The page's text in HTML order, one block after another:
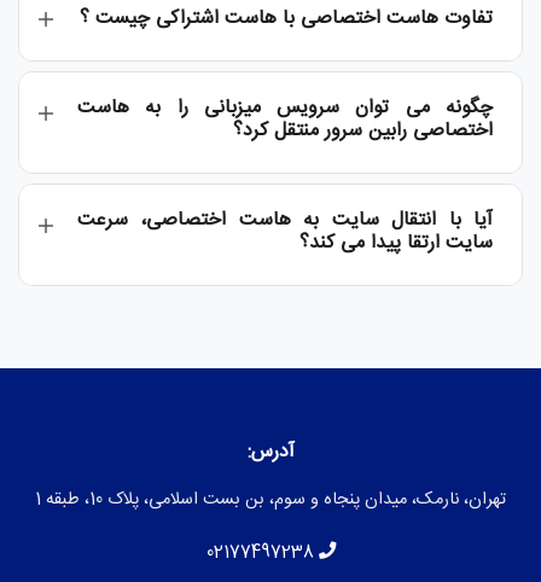
تفاوت هاست اختصاصی با هاست اشتراکی چیست ؟
چگونه می توان سرویس میزبانی را به هاست
اختصاصی رابین سرور منتقل کرد؟
آیا با انتقال سایت به هاست اختصاصی، سرعت
سایت ارتقا پیدا می کند؟
آدرس:
تهران، نارمک، میدان پنجاه و سوم، بن بست اسلامی، پلاک 10، طبقه 1
02177497238